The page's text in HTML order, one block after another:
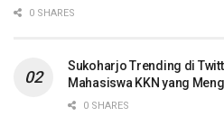
0 SHARES
Sukoharjo Trending di
Mahasiswa KKN yang
0 SHARES